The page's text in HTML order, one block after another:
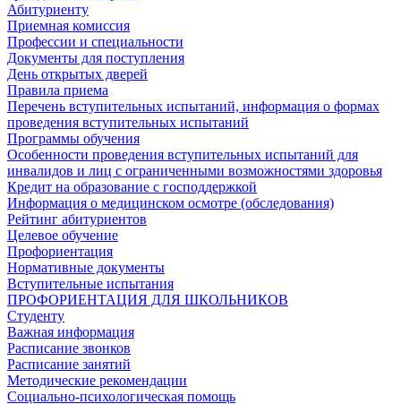
Абитуриенту
Приемная комиссия
Профессии и специальности
Документы для поступления
День открытых дверей
Правила приема
Перечень вступительных испытаний, информация о формах
проведения вступительных испытаний
Программы обучения
Особенности проведения вступительных испытаний для
инвалидов и лиц с ограниченными возможностями здоровья
Кредит на образование с господдержкой
Информация о медицинском осмотре (обследования)
Рейтинг абитуриентов
Целевое обучение
Профориентация
Нормативные документы
Вступительные испытания
ПРОФОРИЕНТАЦИЯ ДЛЯ ШКОЛЬНИКОВ
Студенту
Важная информация
Расписание звонков
Расписание занятий
Методические рекомендации
Социально-психологическая помощь